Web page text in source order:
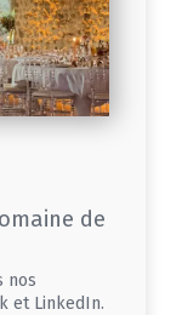
de
nos
et LinkedIn.